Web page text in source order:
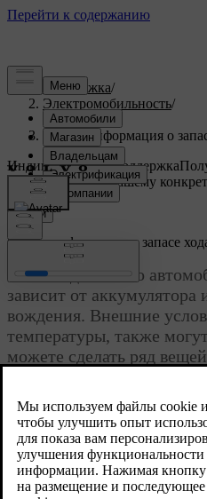
Поддержка/
Электромобильность/
Запас хода
Общая информация о
Индивидуальная поддержка
информацию по вашему
Войти
Общая информация о запасе
Запас хода вашего
зависит от
вождения. Внешние
температуры, также
можете сделать ряд
и увеличить запас хода,
автомобиль, когда он
температурах, и
аккумулятора в
длительном хранении.